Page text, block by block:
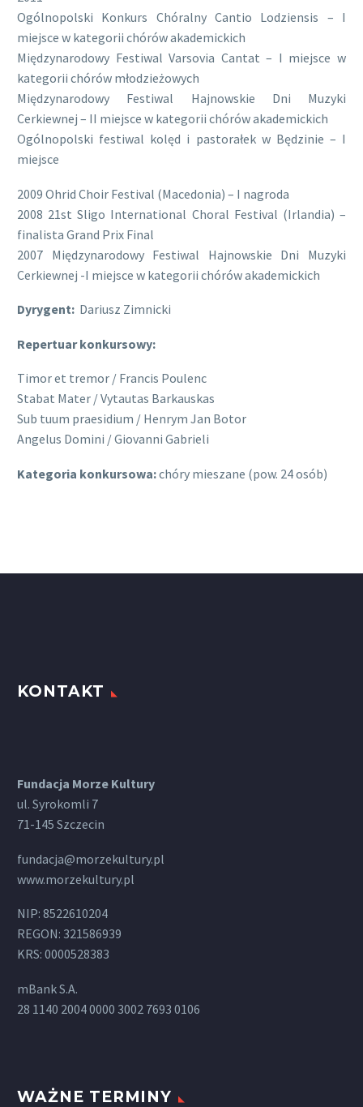
Ogólnopolski Konkurs Chóralny Cantio Lodziensis – I
miejsce w kategorii chórów akademickich
Międzynarodowy Festiwal Varsovia Cantat – I miejsce w
kategorii chórów młodzieżowych
Międzynarodowy Festiwal Hajnowskie Dni Muzyki
Cerkiewnej – II miejsce w kategorii chórów akademickich
Ogólnopolski festiwal kolęd i pastorałek w Będzinie – I
miejsce
2009 Ohrid Choir Festival (Macedonia) – I nagroda
2008 21st Sligo International Choral Festival (Irlandia) –
finalista Grand Prix Final
2007 Międzynarodowy Festiwal Hajnowskie Dni Muzyki
Cerkiewnej -I miejsce w kategorii chórów akademickich
Dyrygent: Dariusz Zimnicki
Repertuar konkursowy:
Timor et tremor / Francis Poulenc
Stabat Mater / Vytautas Barkauskas
Sub tuum praesidium / Henrym Jan Botor
Angelus Domini / Giovanni Gabrieli
Kategoria konkursowa:chóry mieszane (pow. 24 osób)
KONTAKT
Fundacja Morze Kultury
ul. Syrokomli 7
71-145 Szczecin
fundacja@morzekultury.pl
www.morzekultury.pl
NIP: 8522610204
REGON: 321586939
KRS: 0000528383
mBank S.A.
28 1140 2004 0000 3002 7693 0106
WAŻNE TERMINY